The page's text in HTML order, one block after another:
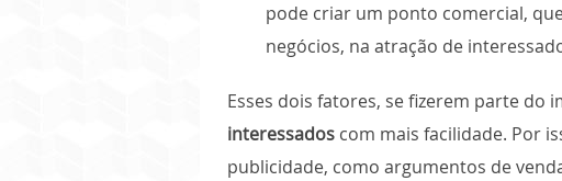
pode criar um ponto comercial,
negócios, na atração de
Esses dois fatores, se fizerem parte do
interessados com mais facilidade. Por
publicidade, como argumentos de